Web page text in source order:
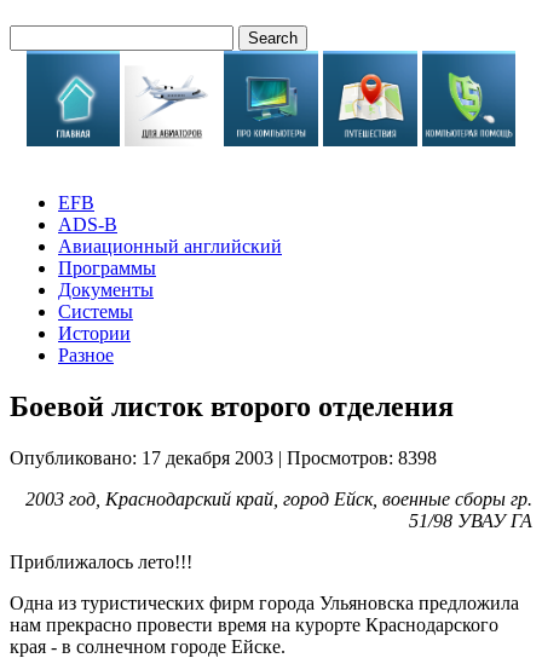
EFB
ADS-B
Авиационный английский
Программы
Документы
Системы
Истории
Разное
Боевой листок второго отделения
Опубликовано: 17 декабря 2003 | Просмотров: 8398
2003 год, Краснодарский край, город Ейск, военные сборы гр.
51/98 УВАУ ГА
Приближалось лето!!!
Одна из туристических фирм города Ульяновска предложила
нам прекрасно провести время на курорте Краснодарского
края - в солнечном городе Ейске.